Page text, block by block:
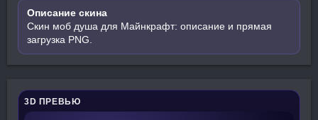
Описание скина
Скин моб душа для Майнкрафт: описание и прямая
загрузка PNG.
3D ПРЕВЬЮ